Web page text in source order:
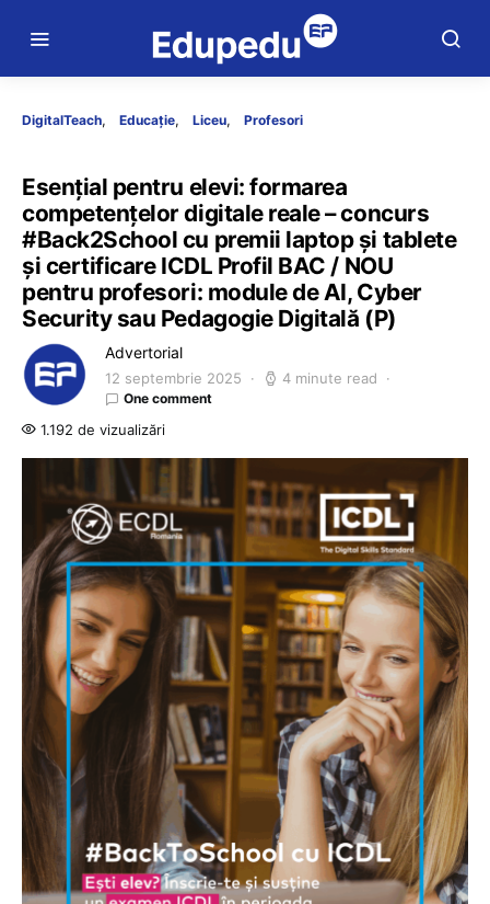
DigitalTeach Educație Liceu Profesori
Esențial pentru elevi: formarea
competențelor digitale reale – concurs
#Back2School cu premii laptop și tablete
și certificare ICDL Profil BAC / NOU
pentru profesori: module de AI, Cyber
Security sau Pedagogie Digitală (P)
Advertorial
12 septembrie 2025 4 minute read
One comment
1.192 de vizualizări